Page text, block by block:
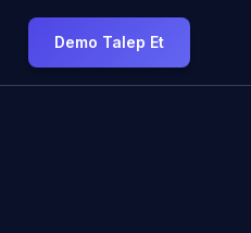
Demo Talep Et